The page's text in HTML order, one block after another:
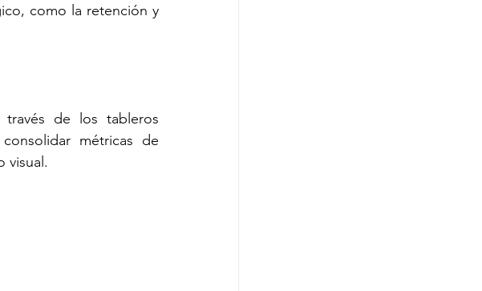
como la retención y
de los tableros
métricas de
visual.